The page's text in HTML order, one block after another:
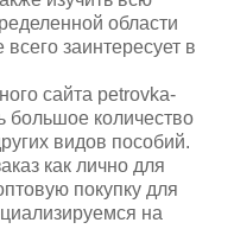
области
заинтересует в
сайта petrovka-
большое количество
видов пособий.
как лично для
покупку для
на